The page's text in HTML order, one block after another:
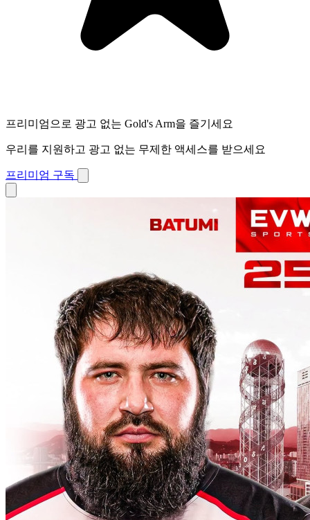
프리미엄으로 광고 없는 Gold's Arm을 즐기세요
우리를 지원하고 광고 없는 무제한 액세스를 받으세요
프리미엄 구독